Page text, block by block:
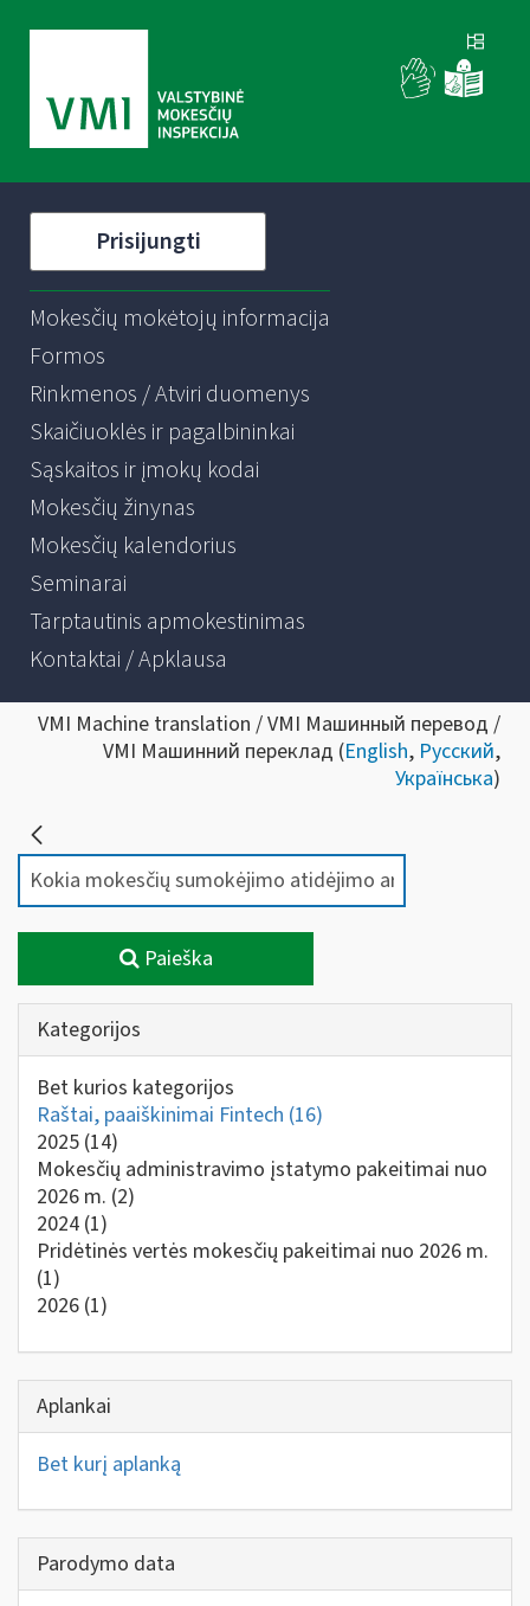
Prisijungti
Mokesčių mokėtojų informacija
Formos
Rinkmenos / Atviri duomenys
Skaičiuoklės ir pagalbininkai
Sąskaitos ir įmokų kodai
Mokesčių žinynas
Mokesčių kalendorius
Seminarai
Tarptautinis apmokestinimas
Kontaktai / Apklausa
VMI Machine translation / VMI Машинный перевод /
VMI Машинний переклад (English, Русский,
Українська)
Paieška
Kategorijos
Bet kurios kategorijos
Raštai, paaiškinimai Fintech (16)
2025 (14)
Mokesčių administravimo įstatymo pakeitimai nuo
2026 m. (2)
2024 (1)
Pridėtinės vertės mokesčių pakeitimai nuo 2026 m.
(1)
2026 (1)
Aplankai
Bet kurį aplanką
Parodymo data